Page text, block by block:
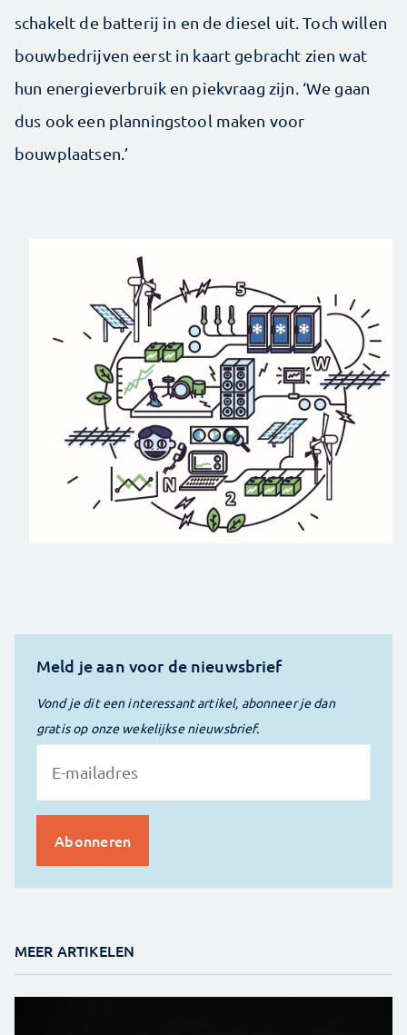
schakelt de batterij in en de diesel uit. Toch willen
bouwbedrijven eerst in kaart gebracht zien wat
hun energieverbruik en piekvraag zijn. ‘We gaan
dus ook een planningstool maken voor
bouwplaatsen.’
Meld je aan voor de nieuwsbrief
Vond je dit een interessant artikel, abonneer je dan
gratis op onze wekelijkse nieuwsbrief.
MEER ARTIKELEN